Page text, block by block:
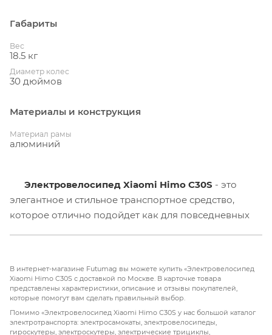
Габариты
Вес
18.5 кг
Диаметр колес
30 дюймов
Материалы и конструкция
Материал рамы
алюминий
Электровелосипед Xiaomi Himo C30S - это
элегантное и стильное транспортное средство,
которое отлично подойдет как для повседневных
привлекательным выбором для всех, кто ценит
комфорт и экологичность в своем транспорте.
Характеристики:
В интернет-магазине Futumag вы можете купить «Электровелосипед
Xiaomi Himo C30S с доставкой по Москве. В карточке товара
представлены характеристики, описание и отзывы покупателей,
которые помогут вам сделать правильный выбор.
Помимо «Электровелосипед Xiaomi Himo C30S у нас большой каталог
электротранспорта: электросамокаты, электровелосипеды,
гироскутеры, электроскутеры, электрические трициклы,